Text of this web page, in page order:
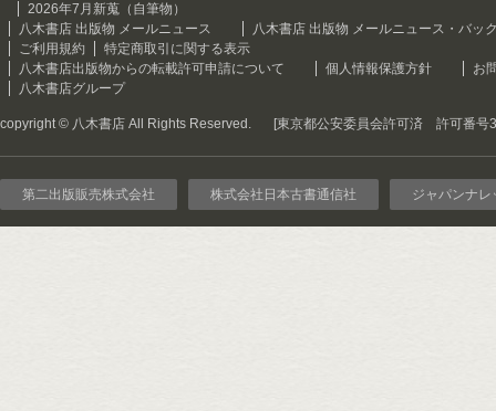
2026年7月新蒐（自筆物）
八木書店 出版物 メールニュース
八木書店 出版物 メールニュース・バッ
ご利用規約
特定商取引に関する表示
八木書店出版物からの転載許可申請について
個人情報保護方針
お
八木書店グループ
copyright © 八木書店 All Rights Reserved. [東京都公安委員会許可済 許可番号
第二出版販売株式会社 株式会社日本古書通信社 ジャパンナレ